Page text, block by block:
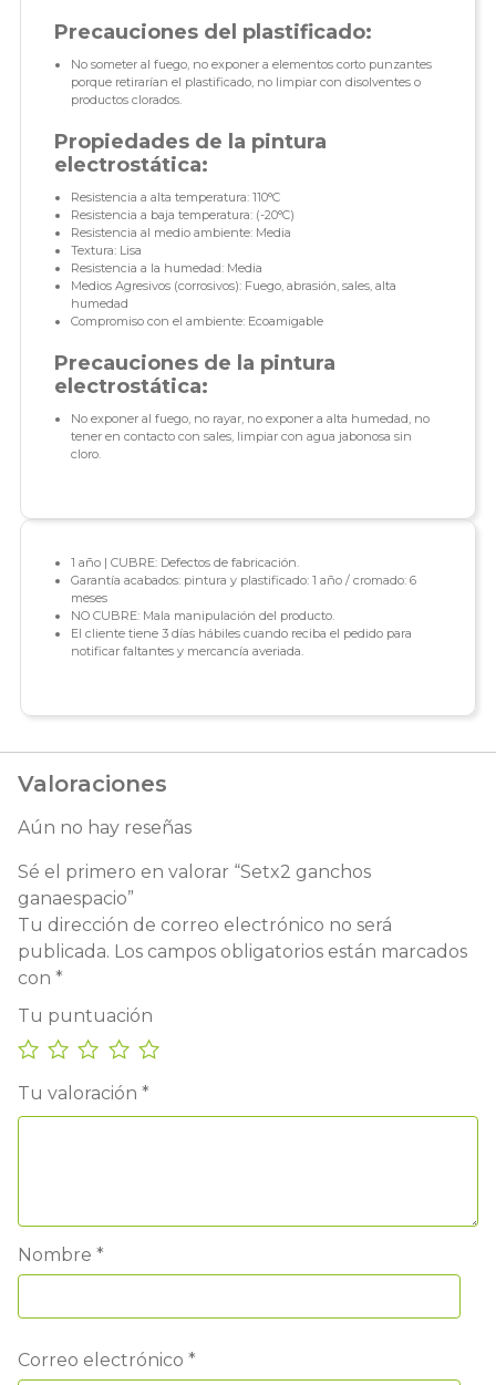
Precauciones del plastificado:
No someter al fuego, no exponer a elementos corto punzantes
porque retirarían el plastificado, no limpiar con disolventes o
productos clorados.
Propiedades de la pintura
electrostática:
Resistencia a alta temperatura: 110°C
Resistencia a baja temperatura: (-20°C)
Resistencia al medio ambiente: Media
Textura: Lisa
Resistencia a la humedad: Media
Medios Agresivos (corrosivos): Fuego, abrasión, sales, alta
humedad
Compromiso con el ambiente: Ecoamigable
Precauciones de la pintura
electrostática:
No exponer al fuego, no rayar, no exponer a alta humedad, no
tener en contacto con sales, limpiar con agua jabonosa sin
cloro.
1 año | CUBRE: Defectos de fabricación.
Garantía acabados: pintura y plastificado: 1 año / cromado: 6
meses
NO CUBRE: Mala manipulación del producto.
El cliente tiene 3 días hábiles cuando reciba el pedido para
notificar faltantes y mercancía averiada.
Valoraciones
Aún no hay reseñas
Sé el primero en valorar “Setx2 ganchos
ganaespacio”
Tu dirección de correo electrónico no será
publicada. Los campos obligatorios están marcados
con *
Tu puntuación
Tu valoración *
Nombre *
Correo electrónico *